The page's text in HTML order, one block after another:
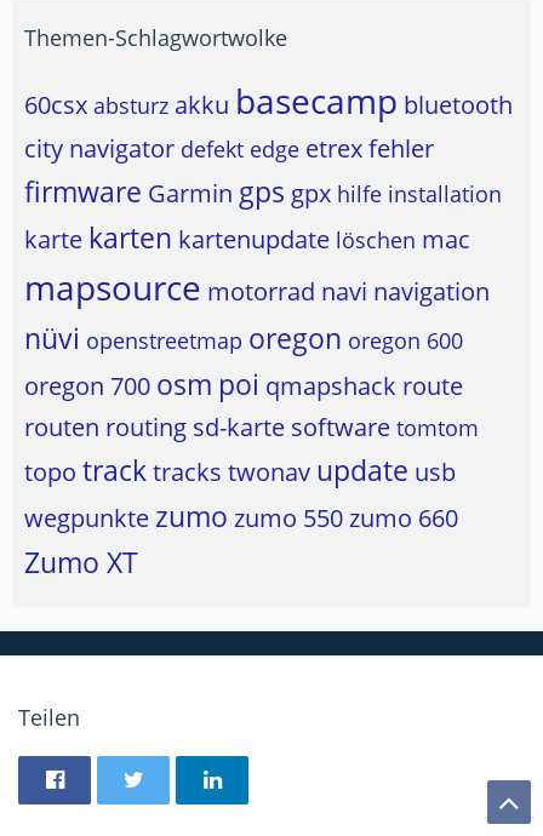
Themen-Schlagwortwolke
60csx absturz akku basecamp bluetooth
city navigator defekt edge etrexfehler
firmware Garmin gps gpx hilfe installation
karte karten kartenupdate löschen mac
mapsource motorrad navi navigation
nüvi openstreetmap oregon oregon 600
oregon 700 osm poi qmapshack route
routen routing sd-karte software tomtom
topo tracktracks twonav update usb
wegpunkte zumo zumo 550zumo 660
Zumo XT
Teilen